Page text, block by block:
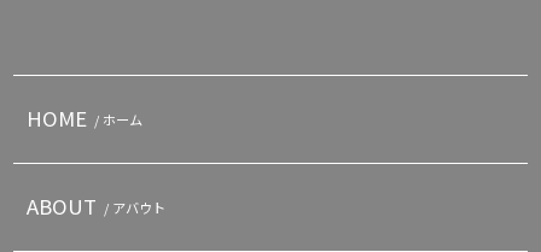
HOME / ホーム
ABOUT / アバウト